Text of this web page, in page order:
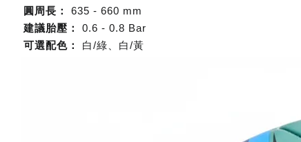
圓周長：
635 - 660 mm
建議胎壓：
0.6 - 0.8 Bar
可選配色：
白/綠、白/黃